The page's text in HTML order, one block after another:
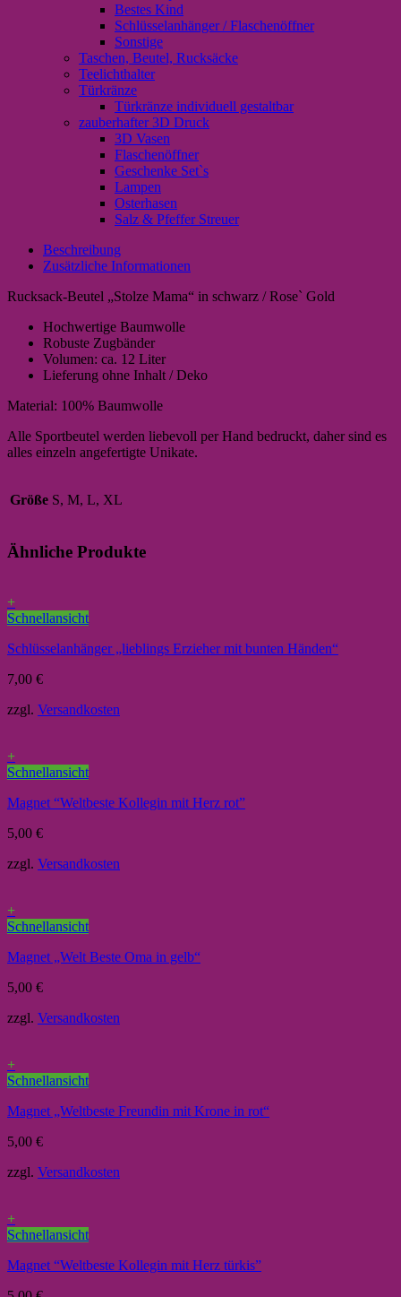
Bestes Kind
Schlüsselanhänger / Flaschenöffner
Sonstige
Taschen, Beutel, Rucksäcke
Teelichthalter
Türkränze
Türkränze individuell gestaltbar
zauberhafter 3D Druck
3D Vasen
Flaschenöffner
Geschenke Set`s
Lampen
Osterhasen
Salz & Pfeffer Streuer
Beschreibung
Zusätzliche Informationen
Rucksack-Beutel „Stolze Mama“ in schwarz / Rose` Gold
Hochwertige Baumwolle
Robuste Zugbänder
Volumen: ca. 12 Liter
Lieferung ohne Inhalt / Deko
Material: 100% Baumwolle
Alle Sportbeutel werden liebevoll per Hand bedruckt, daher sind es
alles einzeln angefertigte Unikate.
Größe S, M, L, XL
Ähnliche Produkte
+
Schnellansicht
Schlüsselanhänger „lieblings Erzieher mit bunten Händen“
7,00 €
zzgl. Versandkosten
+
Schnellansicht
Magnet “Weltbeste Kollegin mit Herz rot”
5,00 €
zzgl. Versandkosten
+
Schnellansicht
Magnet „Welt Beste Oma in gelb“
5,00 €
zzgl. Versandkosten
+
Schnellansicht
Magnet „Weltbeste Freundin mit Krone in rot“
5,00 €
zzgl. Versandkosten
+
Schnellansicht
Magnet “Weltbeste Kollegin mit Herz türkis”